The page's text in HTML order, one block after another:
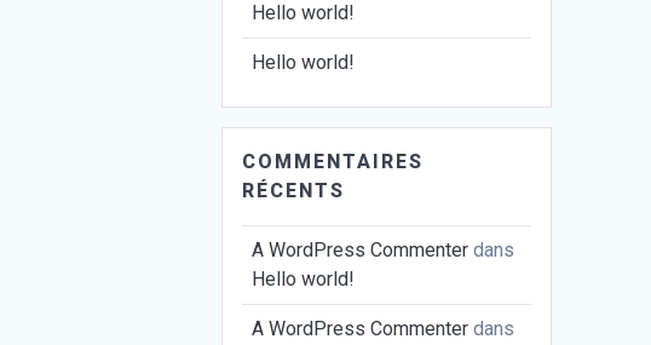
Hello world!
Hello world!
COMMENTAIRES
RÉCENTS
A WordPress Commenter dans
Hello world!
A WordPress Commenter dans